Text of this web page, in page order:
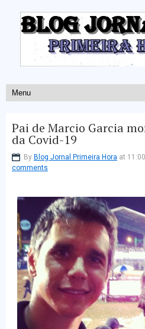
Pai de Marcio Garcia
da Covid-19
By Blog Jornal Primeira Hora at 11:00
comments